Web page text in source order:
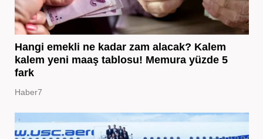
Hangi emekli ne kadar zam alacak? Kalem
kalem yeni maaş tablosu! Memura yüzde 5
fark
Haber7